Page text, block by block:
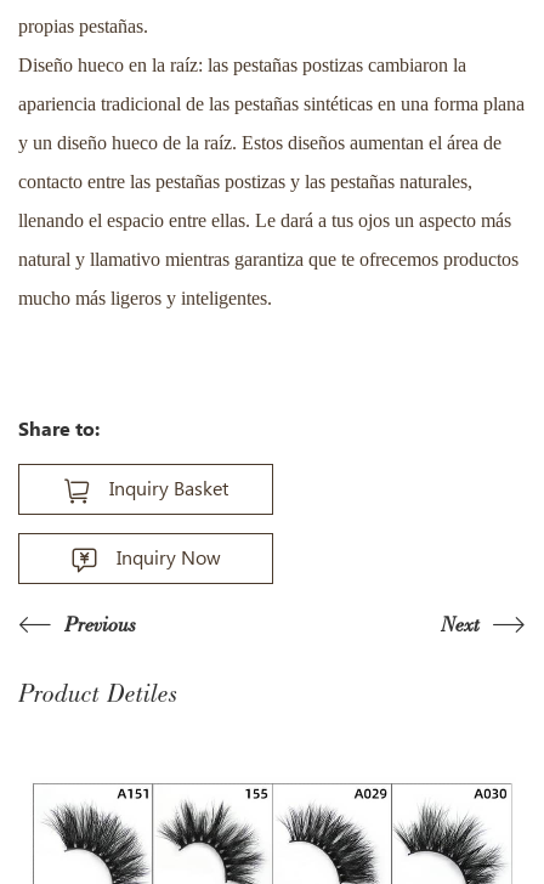
propias pestañas.
Diseño hueco en la raíz: las pestañas postizas cambiaron la
apariencia tradicional de las pestañas sintéticas en una forma plana
y un diseño hueco de la raíz. Estos diseños aumentan el área de
contacto entre las pestañas postizas y las pestañas naturales,
llenando el espacio entre ellas. Le dará a tus ojos un aspecto más
natural y llamativo mientras garantiza que te ofrecemos productos
mucho más ligeros y inteligentes.
Share to:
Inquiry Basket
Inquiry Now
Previous Next
Product Detiles